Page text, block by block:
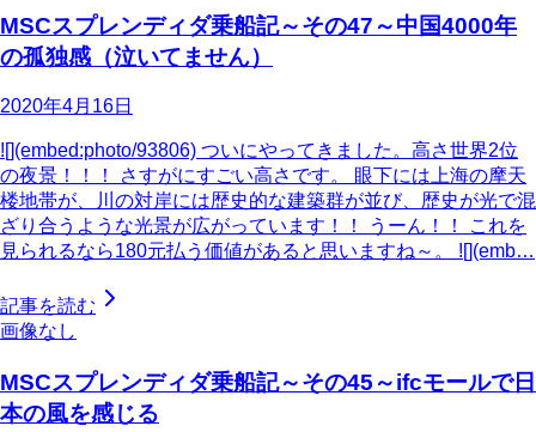
MSCスプレンディダ乗船記～その47～中国4000年
の孤独感（泣いてません）
2020年4月16日
![](embed:photo/93806) ついにやってきました。高さ世界2位
の夜景！！！ さすがにすごい高さです。 眼下には上海の摩天
楼地帯が、川の対岸には歴史的な建築群が並び、歴史が光で混
ざり合うような光景が広がっています！！ うーん！！ これを
見られるなら180元払う価値があると思いますね～。 ![](emb…
記事を読む
画像なし
MSCスプレンディダ乗船記～その45～ifcモールで日
本の風を感じる